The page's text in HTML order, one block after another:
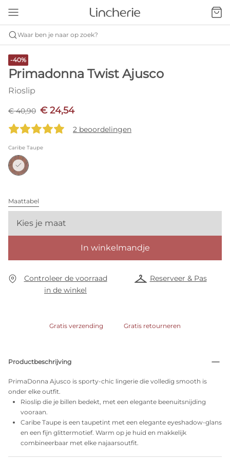
Waar ben je naar op zoek?
-40%
Primadonna Twist Ajusco
Rioslip
€ 40,90 € 24,54
2 beoordelingen
Caribe Taupe
Maattabel
Kies je maat
In winkelmandje
Controleer de voorraad
in de winkel
Reserveer & Pas
Gratis verzending Gratis retourneren
Productbeschrijving
PrimaDonna Ajusco is sporty-chic lingerie die volledig smooth is
onder elke outfit.
Rioslip die je billen bedekt, met een elegante beenuitsnijding
vooraan.
Caribe Taupe is een taupetint met een elegante eyeshadow-glans
en een fijn glittermotief. Warm op je huid en makkelijk
combineerbaar met elke najaarsoutfit.